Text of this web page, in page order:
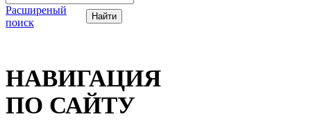
Расширеный
поиск
НАВИГАЦИЯ
ПО САЙТУ